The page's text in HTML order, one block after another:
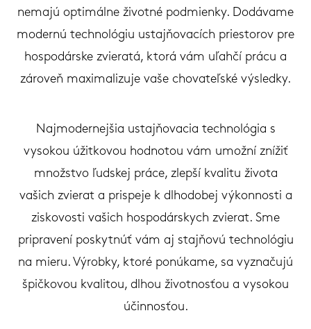
nemajú optimálne životné podmienky. Dodávame
modernú technológiu ustajňovacích priestorov pre
hospodárske zvieratá, ktorá vám uľahčí prácu a
zároveň maximalizuje vaše chovateľské výsledky.
Najmodernejšia ustajňovacia technológia s
vysokou úžitkovou hodnotou vám umožní znížiť
množstvo ľudskej práce, zlepší kvalitu života
vašich zvierat a prispeje k dlhodobej výkonnosti a
ziskovosti vašich hospodárskych zvierat. Sme
pripravení poskytnúť vám aj stajňovú technológiu
na mieru. Výrobky, ktoré ponúkame, sa vyznačujú
špičkovou kvalitou, dlhou životnosťou a vysokou
účinnosťou.